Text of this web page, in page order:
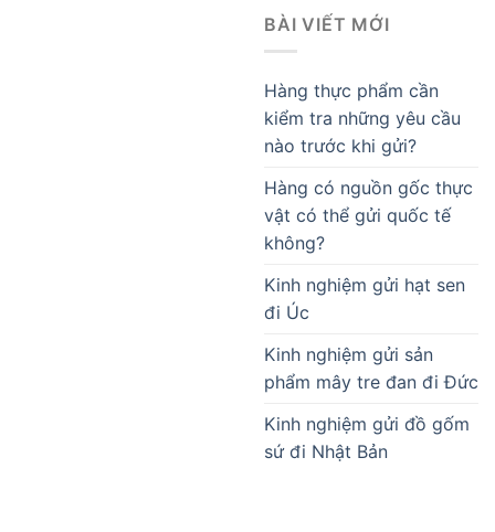
BÀI VIẾT MỚI
Hàng thực phẩm cần
kiểm tra những yêu cầu
nào trước khi gửi?
Hàng có nguồn gốc thực
vật có thể gửi quốc tế
không?
Kinh nghiệm gửi hạt sen
đi Úc
Kinh nghiệm gửi sản
phẩm mây tre đan đi Đức
Kinh nghiệm gửi đồ gốm
sứ đi Nhật Bản